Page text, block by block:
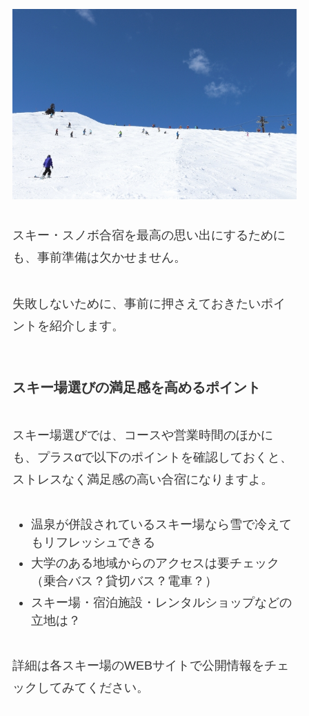
スキー・スノボ合宿を最高の思い出にするために
も、事前準備は欠かせません。
失敗しないために、事前に押さえておきたいポイ
ントを紹介します。
スキー場選びの満足感を高めるポイント
スキー場選びでは、コースや営業時間のほかに
も、プラスαで以下のポイントを確認しておくと、
ストレスなく満足感の高い合宿になりますよ。
温泉が併設されているスキー場なら雪で冷えて
もリフレッシュできる
大学のある地域からのアクセスは要チェック
（乗合バス？貸切バス？電車？）
スキー場・宿泊施設・レンタルショップなどの
立地は？
詳細は各スキー場のWEBサイトで公開情報をチェ
ックしてみてください。